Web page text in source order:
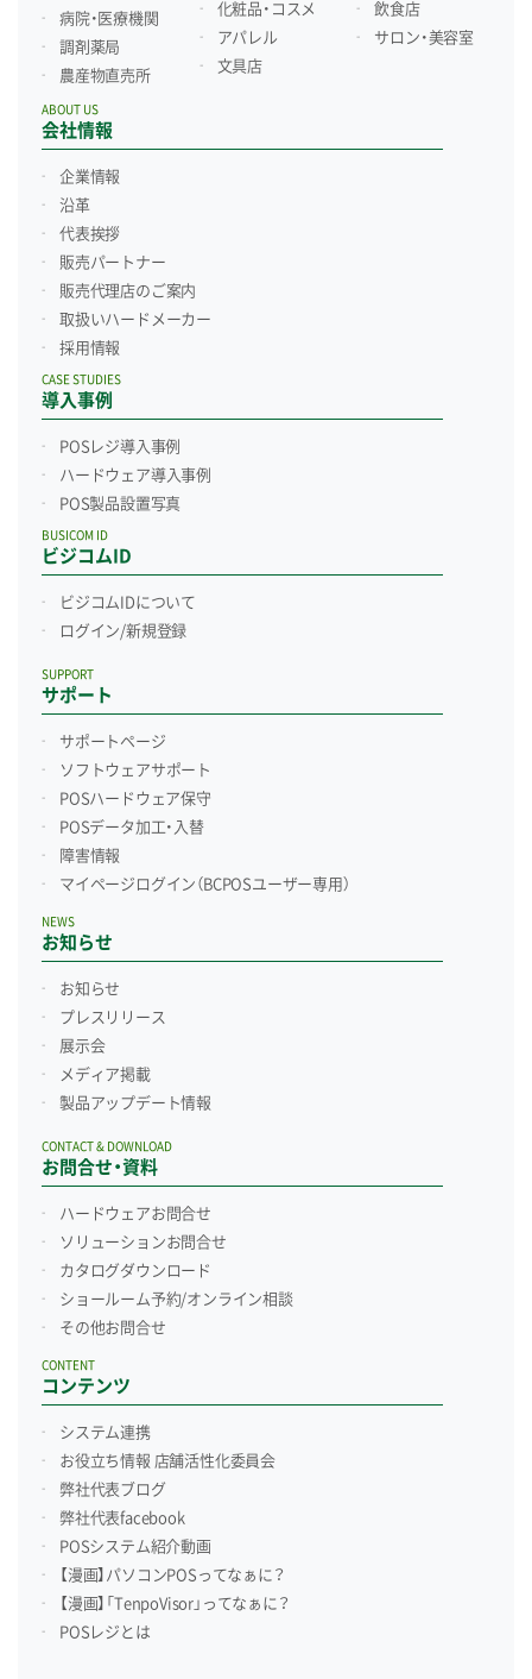
病院・医療機関
調剤薬局
農産物直売所
化粧品・コスメ
アパレル
文具店
飲食店
サロン・美容室
会社情報
ABOUT US
企業情報
沿革
代表挨拶
販売パートナー
販売代理店のご案内
取扱いハードメーカー
採用情報
導入事例
CASE STUDIES
POSレジ導入事例
ハードウェア導入事例
POS製品設置写真
ビジコムID
BUSICOM ID
ビジコムIDについて
ログイン/新規登録
サポート
SUPPORT
サポートページ
ソフトウェアサポート
POSハードウェア保守
POSデータ加工・入替
障害情報
マイページログイン （BCPOSユーザー専用）
お知らせ
NEWS
お知らせ
プレスリリース
展示会
メディア掲載
製品アップデート情報
お問合せ・資料
CONTACT & DOWNLOAD
ハードウェアお問合せ
ソリューションお問合せ
カタログダウンロード
ショールーム予約/オンライン相談
その他お問合せ
コンテンツ
CONTENT
システム連携
お役立ち情報 店舗活性化委員会
弊社代表ブログ
弊社代表facebook
POSシステム紹介動画
【漫画】パソコンPOSってなぁに？
【漫画】「TenpoVisor」ってなぁに？
POSレジとは